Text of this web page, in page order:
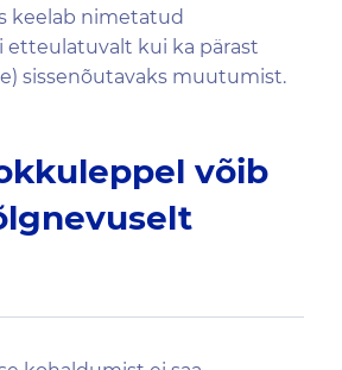
keelab nimetatud
etteulatuvalt kui ka pärast
sissenõutavaks muutumist.
võib